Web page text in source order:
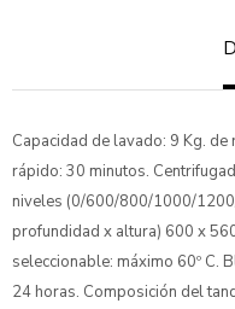
Capacidad de lavado: 9 Kg.
rápido: 30 minutos.
niveles (0/600/800/1000/
profundidad x altura) 600 x
seleccionable: máximo 60º C.
24 horas. Composición del